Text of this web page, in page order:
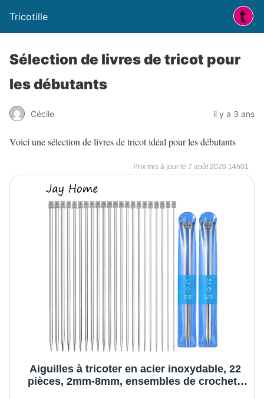
Tricotille
Sélection de livres de tricot pour
les débutants
Cécile il y a 3 ans
Voici une sélection de livres de tricot idéal pour les débutants
7 août 2026 14h01
Aiguilles à tricoter en acier inoxydable, 22
pièces, 2mm-8mm, ensembles de crochets